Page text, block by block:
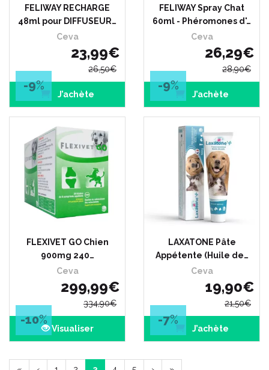
FELIWAY RECHARGE
48ml pour DIFFUSEUR…
Ceva
23,99€
26,50€
-9%
J’achète
FELIWAY Spray Chat
60ml - Phéromones d'…
Ceva
26,29€
28,90€
-9%
J’achète
FLEXIVET GO Chien
900mg 240…
Ceva
299,99€
334,90€
-10%
Visualiser
LAXATONE Pâte
Appétente (Huile de…
Ceva
19,90€
21,50€
-7%
J’achète